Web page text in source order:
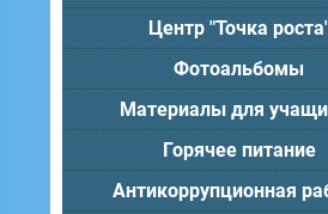
Центр "Точка
Фотоальбомы
Материалы для
Горячее питание
Антикоррупционная